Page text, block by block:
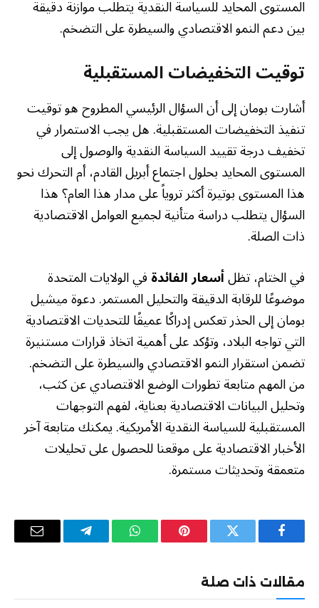
المستوى المحايد للسياسة النقدية يتطلب موازنة دقيقة
بين دعم النمو الاقتصادي والسيطرة على التضخم.
توقيت التخفيضات المستقبلية
أشارت بومان إلى أن السؤال الرئيسي المطروح هو توقيت
تنفيذ التخفيضات المستقبلية. هل يجب الاستمرار في
تخفيف درجة تقييد السياسة النقدية والوصول إلى
المستوى المحايد بحلول اجتماع أبريل القادم، أم التحرك نحو
هذا المستوى بوتيرة أكثر تروياً على مدار هذا العام؟ هذا
السؤال يتطلب دراسة متأنية لجميع العوامل الاقتصادية
ذات الصلة.
في الختام، تظلأسعار الفائدةفي الولايات المتحدة
موضوعًا للرقابة الدقيقة والتحليل المستمر. دعوة ميشيل
بومان إلى الحذر تعكس إدراكًا عميقًا للتحديات الاقتصادية
التي تواجه البلاد، وتؤكد على أهمية اتخاذ قرارات مستنيرة
تضمن استقرار النمو الاقتصادي والسيطرة على التضخم.
من المهم متابعة تطورات الوضع الاقتصادي عن كثب،
وتحليل البيانات الاقتصادية بعناية، لفهم التوجهات
المستقبلية للسياسة النقدية الأمريكية. يمكنك متابعة آخر
الأخبار الاقتصادية على موقعنا للحصول على تحليلات
متعمقة وتحديثات مستمرة.
فيسبوك تويتر بينتيريستواتساب تيلقرام
البريد
مقالات ذات صلة